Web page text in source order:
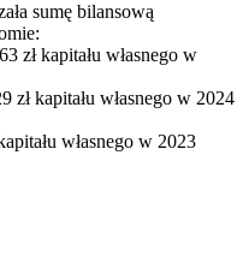
sumę bilansową
zł kapitału własnego w
kapitału własnego w 2024
własnego w 2023